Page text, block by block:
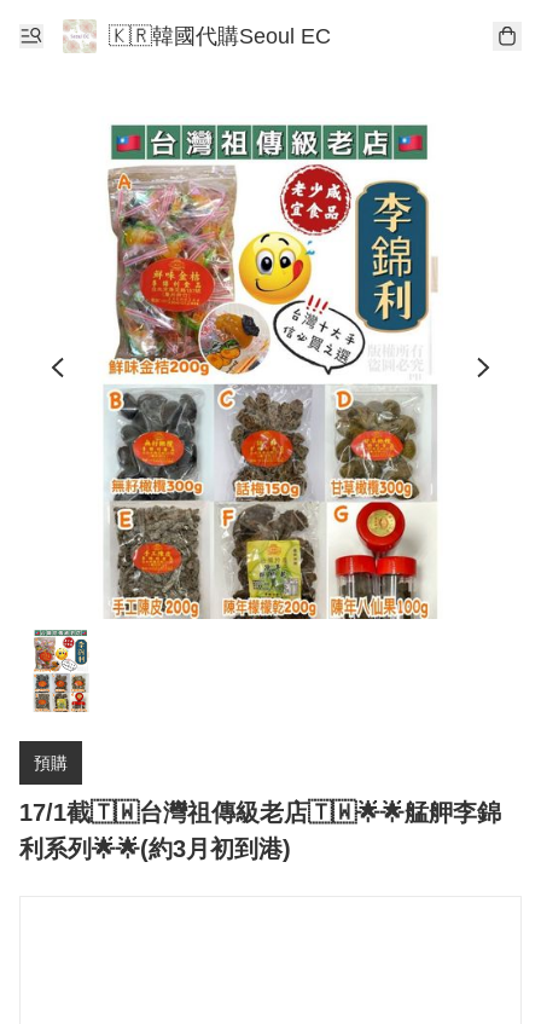
🇰🇷韓國代購Seoul EC
預購
17/1截🇹🇼台灣祖傳級老店🇹🇼🌟🌟艋舺李錦
利系列🌟🌟(約3月初到港)